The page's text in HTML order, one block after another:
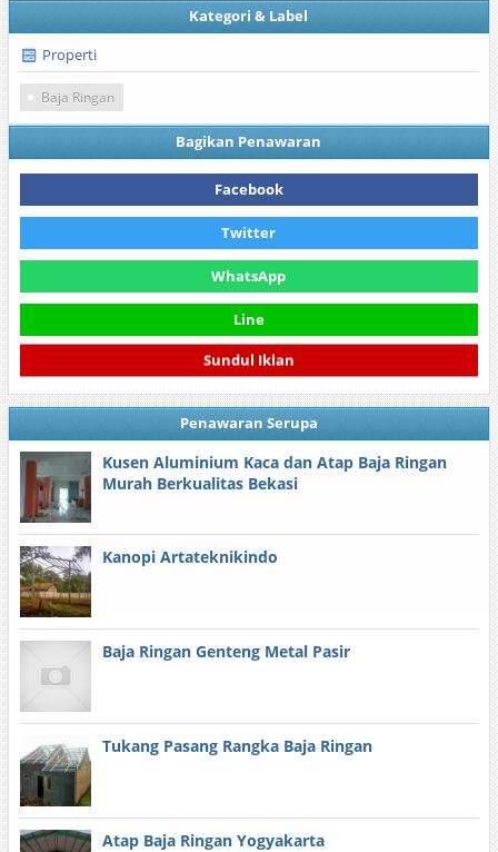
Kategori & Label
Properti
Baja Ringan
Bagikan Penawaran
Facebook
Twitter
WhatsApp
Line
Sundul Iklan
Penawaran Serupa
Kusen Aluminium Kaca dan Atap Baja Ringan
Murah Berkualitas Bekasi
Kanopi Artateknikindo
Baja Ringan Genteng Metal Pasir
Tukang Pasang Rangka Baja Ringan
Atap Baja Ringan Yogyakarta